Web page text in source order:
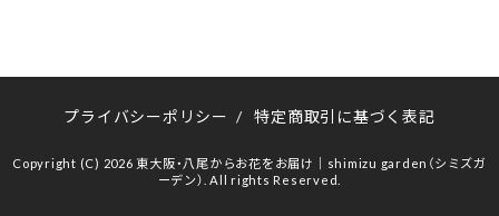
プライバシーポリシー / 特定商取引に基づく表記
Copyright (C) 2026 東大阪・八尾からお花をお届け｜shimizu garden（シミズガ
ーデン）. All rights Reserved.